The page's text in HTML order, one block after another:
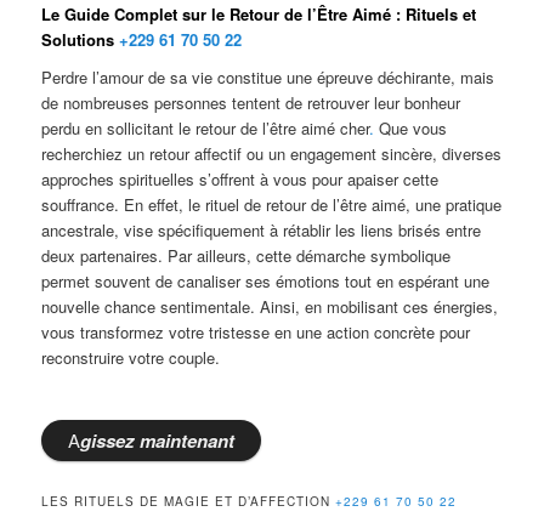
Le Guide Complet sur le Retour de l’Être Aimé : Rituels et
Solutions+229 61 70 50 22
Perdre l’amour de sa vie constitue une épreuve déchirante, mais
de nombreuses personnes tentent de retrouver leur bonheur
perdu en sollicitant le retour de l’être aimé cher. Que vous
recherchiez un retour affectif ou un engagement sincère, diverses
approches spirituelles s’offrent à vous pour apaiser cette
souffrance. En effet, le rituel de retour de l’être aimé, une pratique
ancestrale, vise spécifiquement à rétablir les liens brisés entre
deux partenaires. Par ailleurs, cette démarche symbolique
permet souvent de canaliser ses émotions tout en espérant une
nouvelle chance sentimentale. Ainsi, en mobilisant ces énergies,
vous transformez votre tristesse en une action concrète pour
reconstruire votre couple.
Agissezmaintenant
LES RITUELS DE MAGIE ET D’AFFECTION+229 61 70 50 22